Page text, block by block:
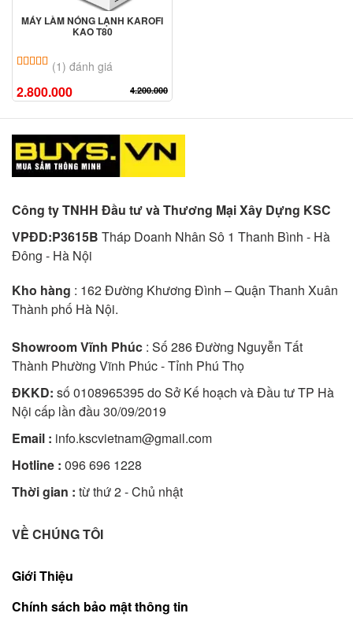
MÁY LÀM NÓNG LẠNH KAROFI
KAO T80
5.00 trên 5 dựa trên
(1) đánh giá
2.800.000 4.200.000
Công ty TNHH Đầu tư và Thương Mại Xây Dựng KSC
VPĐD:P3615B Tháp Doanh Nhân Sô 1 Thanh Bình - Hà
Đông - Hà Nội
Kho hàng : 162 Đường Khương Đình – Quận Thanh Xuân
Thành phố Hà Nội.
Showroom Vĩnh Phúc : Số 286 Đường Nguyễn Tất
Thành Phường Vĩnh Phúc - Tỉnh Phú Thọ
ĐKKD: số 0108965395 do Sở Kế hoạch và Đầu tư TP Hà
Nội cấp lần đầu 30/09/2019
Email : info.kscvietnam@gmail.com
Hotline : 096 696 1228
Thời gian : từ thứ 2 - Chủ nhật
VỀ CHÚNG TÔI
Giới Thiệu
Chính sách bảo mật thông tin